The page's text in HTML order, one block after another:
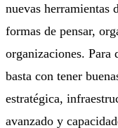
nuevas herramientas
formas de pensar,
organizaciones. Para
basta con tener
estratégica,
avanzado y